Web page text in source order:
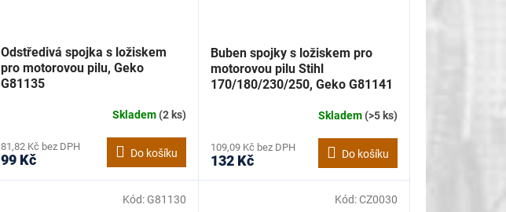
Odstředivá spojka s ložiskem
pro motorovou pilu, Geko
G81135
Skladem(2 ks)
81,82 Kč bez DPH
99 Kč Do košíku
Buben spojky s ložiskem pro
motorovou pilu Stihl
170/180/230/250, Geko G81141
Skladem(>5 ks)
109,09 Kč bez DPH
132 Kč Do košíku
Kód: G81130 Kód:CZ0030